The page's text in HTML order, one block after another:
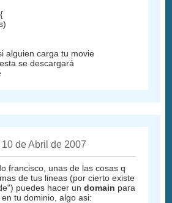
alguien carga tu movie
se descargará
de Abril de 2007
francisco, unas de las cosas q
de tus lineas (por cierto existe
puedes hacer undomain para
tu dominio, algo asi: